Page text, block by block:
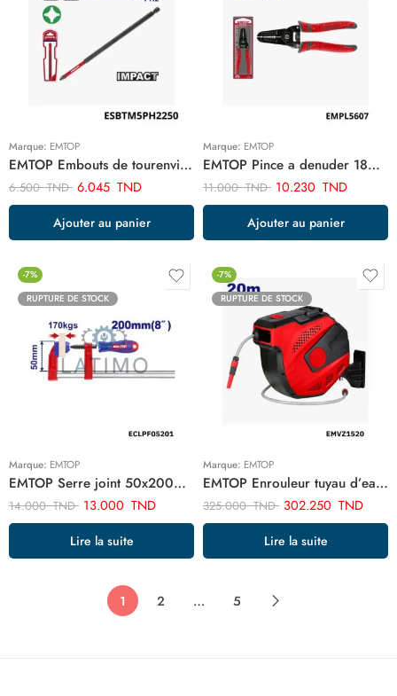
Marque: EMTOP
EMTOP Embouts de tourenvis t25 250mm ESBTM5PH2250
6.500TND 6.045 TND
Ajouter au panier
Marque: EMTOP
EMTOP Pince a denuder 180mm EMPL5607
11.000TND 10.230 TND
Ajouter au panier
-7%
RUPTURE DE STOCK
Marque: EMTOP
EMTOP Serre joint 50x200mm force 170kg ECLPF05201
14.000TND 13.000 TND
Lire la suite
-7%
RUPTURE DE STOCK
Marque: EMTOP
EMTOP Enrouleur tuyau d’eau EMVZ1520
325.000TND 302.250 TND
Lire la suite
1 2 … 5